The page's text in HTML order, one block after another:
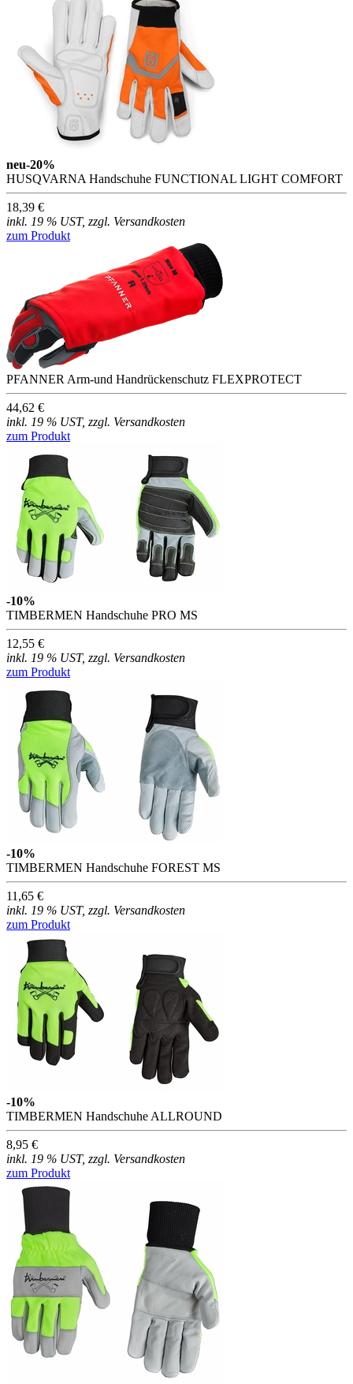
neu-20%
HUSQVARNA Handschuhe FUNCTIONAL LIGHT COMFORT
18,39 €
inkl. 19 % UST, zzgl. Versandkosten
zum Produkt
PFANNER Arm-und Handrückenschutz FLEXPROTECT
44,62 €
inkl. 19 % UST, zzgl. Versandkosten
zum Produkt
-10%
TIMBERMEN Handschuhe PRO MS
12,55 €
inkl. 19 % UST, zzgl. Versandkosten
zum Produkt
-10%
TIMBERMEN Handschuhe FOREST MS
11,65 €
inkl. 19 % UST, zzgl. Versandkosten
zum Produkt
-10%
TIMBERMEN Handschuhe ALLROUND
8,95 €
inkl. 19 % UST, zzgl. Versandkosten
zum Produkt